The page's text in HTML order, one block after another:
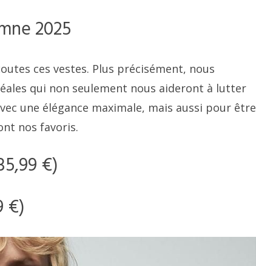
2025
ces vestes. Plus précisément, nous
qui non seulement nous aideront à lutter
une élégance maximale, mais aussi pour être
nos favoris.
€)
€)